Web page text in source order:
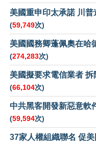
美國重申印太承諾 川
(59,749次)
美國國務卿蓬佩奧在哈
(274,283次)
美國擬要求電信業者
(66,104次)
中共黑客開發新惡意軟
(59,594次)
37家人權組織聯名 促